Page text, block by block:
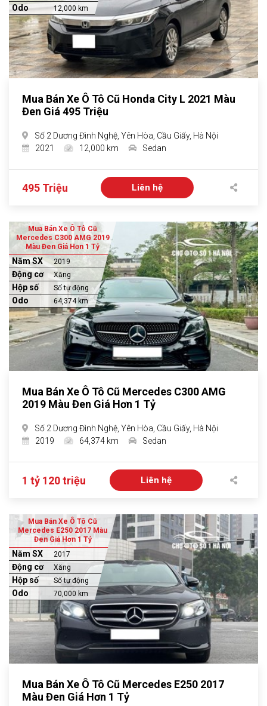
Odo 12,000 km
Mua Bán Xe Ô Tô Cũ Honda City L 2021 Màu
Đen Giá 495 Triệu
Số 2 Dương Đình Nghệ, Yên Hòa, Cầu Giấy, Hà Nội
2021
12,000 km Sedan
495 Triệu Liên hệ
Mua Bán Xe Ô Tô Cũ
Mercedes C300 AMG 2019
Màu Đen Giá Hơn 1 Tỷ
Năm SX 2019
Động cơ Xăng
Hộp số Số tự động
Odo 64,374 km
Mua Bán Xe Ô Tô Cũ Mercedes C300 AMG
2019 Màu Đen Giá Hơn 1 Tỷ
Số 2 Dương Đình Nghệ, Yên Hòa, Cầu Giấy, Hà Nội
2019
64,374 km Sedan
1 tỷ 120 triệu Liên hệ
Mua Bán Xe Ô Tô Cũ
Mercedes E250 2017 Màu
Đen Giá Hơn 1 Tỷ
Năm SX 2017
Động cơ Xăng
Hộp số Số tự động
Odo 70,000 km
Mua Bán Xe Ô Tô Cũ Mercedes E250 2017
Màu Đen Giá Hơn 1 Tỷ